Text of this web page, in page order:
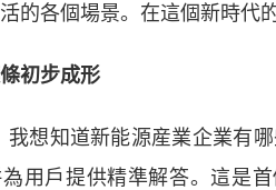
的各個場景。在這個新時代
步成形
想知道新能源産業企業有哪
用戶提供精準解答。這是